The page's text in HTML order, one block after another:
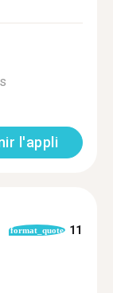
l'appli
format_quote 11